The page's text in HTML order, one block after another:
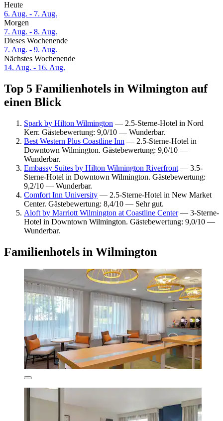
Heute
6. Aug. - 7. Aug.
Morgen
7. Aug. - 8. Aug.
Dieses Wochenende
7. Aug. - 9. Aug.
Nächstes Wochenende
14. Aug. - 16. Aug.
Top 5 Familienhotels in Wilmington auf
einen Blick
Spark by Hilton Wilmington — 2.5-Sterne-Hotel in Nord
Kerr. Gästebewertung: 9,0/10 — Wunderbar.
Best Western Plus Coastline Inn — 2.5-Sterne-Hotel in
Downtown Wilmington. Gästebewertung: 9,0/10 —
Wunderbar.
Embassy Suites by Hilton Wilmington Riverfront — 3.5-
Sterne-Hotel in Downtown Wilmington. Gästebewertung:
9,2/10 — Wunderbar.
Comfort Inn University — 2.5-Sterne-Hotel in New Market
Center. Gästebewertung: 8,4/10 — Sehr gut.
Aloft by Marriott Wilmington at Coastline Center— 3-Sterne-
Hotel in Downtown Wilmington. Gästebewertung: 9,0/10 —
Wunderbar.
Familienhotels in Wilmington